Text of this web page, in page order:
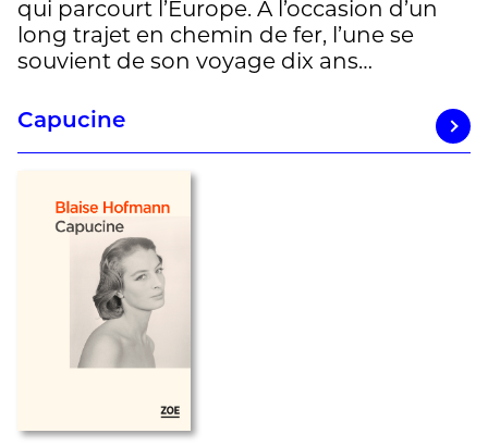
qui parcourt l’Europe. À l’occasion d’un
long trajet en chemin de fer, l’une se
souvient de son voyage dix ans…
Capucine